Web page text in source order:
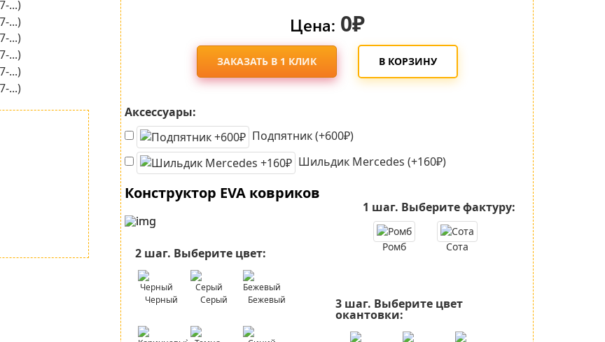
Цена: 0₽
ЗАКАЗАТЬ В 1 КЛИК В КОРЗИНУ
Аксессуары:
Подпятник (+600₽)
Шильдик Mercedes (+160₽)
Конструктор EVA ковриков
1 шаг. Выберите фактуру:
Ромб Сота
2 шаг. Выберите цвет:
Черный Серый Бежевый 3 шаг. Выберите цвет
окантовки: